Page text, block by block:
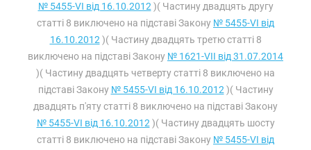
№ 5455-VI від 16.10.2012 )( Частину двадцять другу
статті 8 виключено на підставі Закону № 5455-VI від
16.10.2012 )( Частину двадцять третю статті 8
виключено на підставі Закону № 1621-VII від 31.07.2014
)( Частину двадцять четверту статті 8 виключено на
підставі Закону № 5455-VI від 16.10.2012 )( Частину
двадцять п'яту статті 8 виключено на підставі Закону
№ 5455-VI від 16.10.2012 )( Частину двадцять шосту
статті 8 виключено на підставі Закону № 5455-VI від